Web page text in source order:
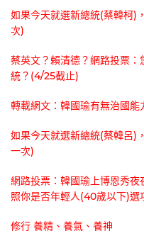
如果今天就選新總統(蔡韓柯)
次)
蔡英文？賴清德？網路投票
統？(4/25截止)
轉載網文：韓國瑜有無治國能
如果今天就選新總統(蔡韓呂)
一次)
網路投票：韓國瑜上博恩秀
照你是否年輕人(40歲以下)選
修行 養精、養氣、養神